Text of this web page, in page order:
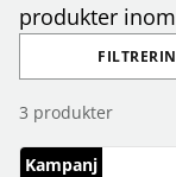
produkter
3 produkter
Kampanj